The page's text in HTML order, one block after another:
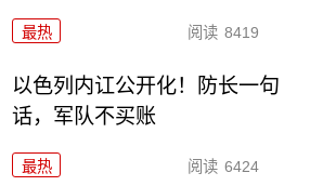
最热 阅读 8419
以色列内讧公开化！防长一句
话，军队不买账
最热 阅读 6424